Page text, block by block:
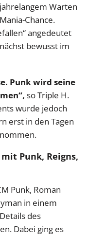
Warten
Chance.
angedeutet
bewusst im
Punk wird seine
so Triple H.
wurde jedoch
erst in den Tagen
Punk, Reigns,
Punk, Roman
in einem
des
Dabei ging es